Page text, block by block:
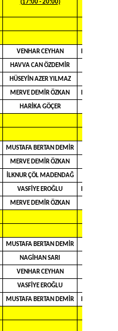
(17:00 - 20:00)
VENHAR CEYHAN
HAVVA CAN ÖZDEMİR
HÜSEYİN AZER YILMAZ
MERVE DEMİR ÖZKAN
HARİKA GÖÇER
MUSTAFA BERTAN DEMİR
MERVE DEMİR ÖZKAN
İLKNUR ÇÖL MADENDAĞ
VASFİYE EROĞLU
MERVE DEMİR ÖZKAN
MUSTAFA BERTAN DEMİR
NAGİHAN SARI
VENHAR CEYHAN
VASFİYE EROĞLU
MUSTAFA BERTAN DEMİR